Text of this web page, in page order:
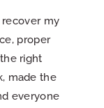
recover my
proper
right
made the
everyone